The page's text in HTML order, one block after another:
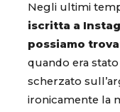
Negli ultimi
iscritta a
possiamo
quando era
scherzato
ironicamente la